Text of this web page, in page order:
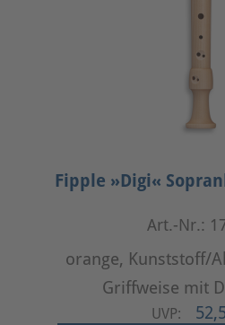
Fipple »Digi«
Art.-Nr.:
orange, Kunststoff/
Griffweise mit
UVP: